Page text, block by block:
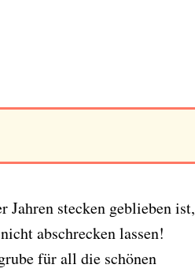
Jahren stecken geblieben ist,
abschrecken lassen!
für all die schönen